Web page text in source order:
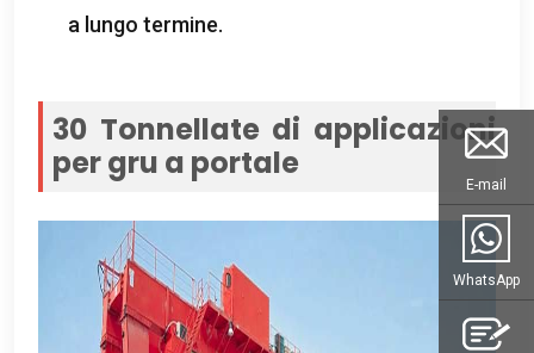
a lungo termine.
30 Tonnellate di applicazioni
per gru a portale
E-mail
WhatsApp